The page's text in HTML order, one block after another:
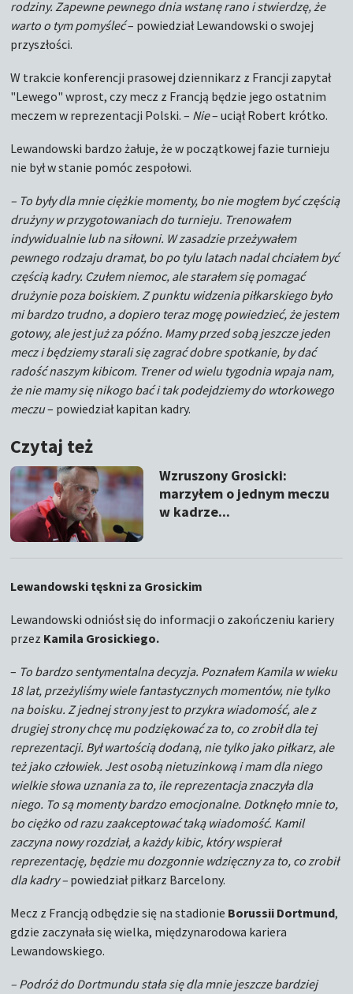
rodziny. Zapewne pewnego dnia wstanę rano i stwierdzę, że
warto o tym pomyśleć– powiedział Lewandowski o swojej
przyszłości.
W trakcie konferencji prasowej dziennikarz z Francji zapytał
"Lewego" wprost, czy mecz z Francją będzie jego ostatnim
meczem w reprezentacji Polski. – Nie– uciął Robert krótko.
Lewandowski bardzo żałuje, że w początkowej fazie turnieju
nie był w stanie pomóc zespołowi.
– To były dla mnie ciężkie momenty, bo nie mogłem być częścią
drużyny w przygotowaniach do turnieju. Trenowałem
indywidualnie lub na siłowni. W zasadzie przeżywałem
pewnego rodzaju dramat, bo po tylu latach nadal chciałem być
częścią kadry. Czułem niemoc, ale starałem się pomagać
drużynie poza boiskiem. Z punktu widzenia piłkarskiego było
mi bardzo trudno, a dopiero teraz mogę powiedzieć, że jestem
gotowy, ale jest już za późno. Mamy przed sobą jeszcze jeden
mecz i będziemy starali się zagrać dobre spotkanie, by dać
radość naszym kibicom. Trener od wielu tygodnia wpaja nam,
że nie mamy się nikogo bać i tak podejdziemy do wtorkowego
meczu– powiedział kapitan kadry.
Czytaj też
Wzruszony Grosicki:
marzyłem o jednym meczu
w kadrze...
Lewandowski tęskni za Grosickim
Lewandowski odniósł się do informacji o zakończeniu kariery
przez Kamila Grosickiego.
– To bardzo sentymentalna decyzja. Poznałem Kamila w wieku
18 lat, przeżyliśmy wiele fantastycznych momentów, nie tylko
na boisku. Z jednej strony jest to przykra wiadomość, ale z
drugiej strony chcę mu podziękować za to, co zrobił dla tej
reprezentacji. Był wartością dodaną, nie tylko jako piłkarz, ale
też jako człowiek. Jest osobą nietuzinkową i mam dla niego
wielkie słowa uznania za to, ile reprezentacja znaczyła dla
niego. To są momenty bardzo emocjonalne. Dotknęło mnie to,
bo ciężko od razu zaakceptować taką wiadomość. Kamil
zaczyna nowy rozdział, a każdy kibic, który wspierał
reprezentację, będzie mu dozgonnie wdzięczny za to, co zrobił
dla kadry – powiedział piłkarz Barcelony.
Mecz z Francją odbędzie się na stadionie Borussii Dortmund,
gdzie zaczynała się wielka, międzynarodowa kariera
Lewandowskiego.
– Podróż do Dortmundu stała się dla mnie jeszcze bardziej